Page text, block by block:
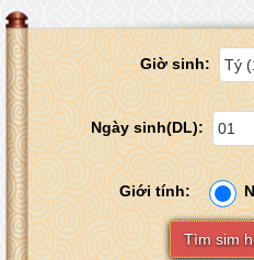
Giờ sinh:
Ngày sinh(DL):
Giới tính:
Tìm sim